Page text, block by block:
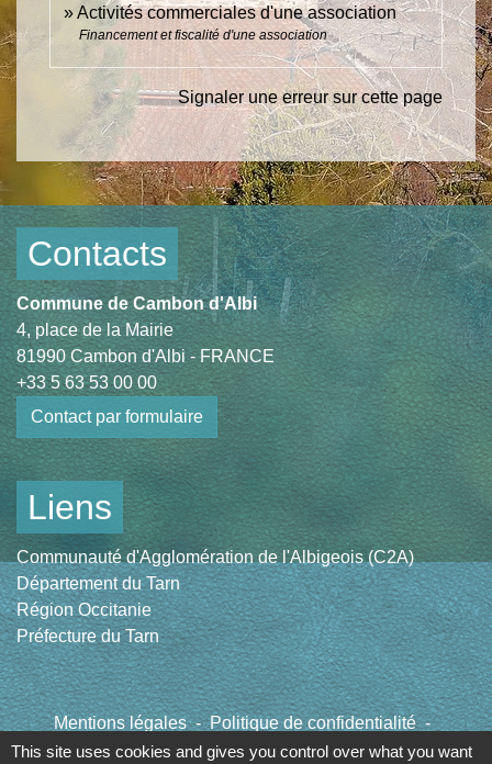
Activités commerciales d'une association
Financement et fiscalité d'une association
Signaler une erreur sur cette page
Contacts
Commune de Cambon d'Albi
4, place de la Mairie
81990 Cambon d'Albi - FRANCE
+33 5 63 53 00 00
Contact par formulaire
Liens
Communauté d'Agglomération de l'Albigeois (C2A)
Département du Tarn
Région Occitanie
Préfecture du Tarn
Mentions légales - Politique de confidentialité -
Accessibilité - Plan du site - Gestion des cookies
This site uses cookies and gives you control over what you want